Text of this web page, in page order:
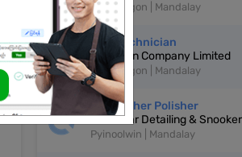
Pyigyitagon | Mandalay
M&E Technician
Longmen Company Limited
Pyigyitagon | Mandalay
Car Washer Polisher
9ONE Car Detailing &
Pyinoolwin | Mandalay